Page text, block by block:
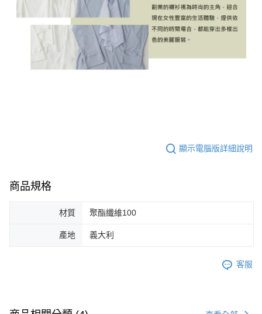
顯示電腦版詳細說明
商品規格
材質 聚酯纖維100
產地 義大利
客服